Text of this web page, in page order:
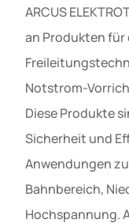
ARCUS
an Produkten
Notstrom-
Diese Produkte
Sicherheit und
Anwendungen
Bahnbereich,
Hochspannung.